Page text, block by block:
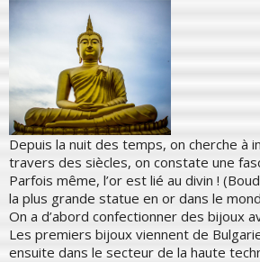
Depuis la nuit des temps, on cherche à
travers des siècles, on constate une
Parfois même, l’or est lié au divin !
la plus grande statue en or dans le
On a d’abord confectionner des bijoux
Les premiers bijoux viennent de
ensuite dans le secteur de la haute